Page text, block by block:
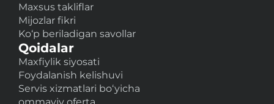
Maxsus takliflar
Mijozlar fikri
Ko‘p beriladigan savollar
Qoidalar
Maxfiylik siyosati
Foydalanish kelishuvi
Servis xizmatlari bo‘yicha